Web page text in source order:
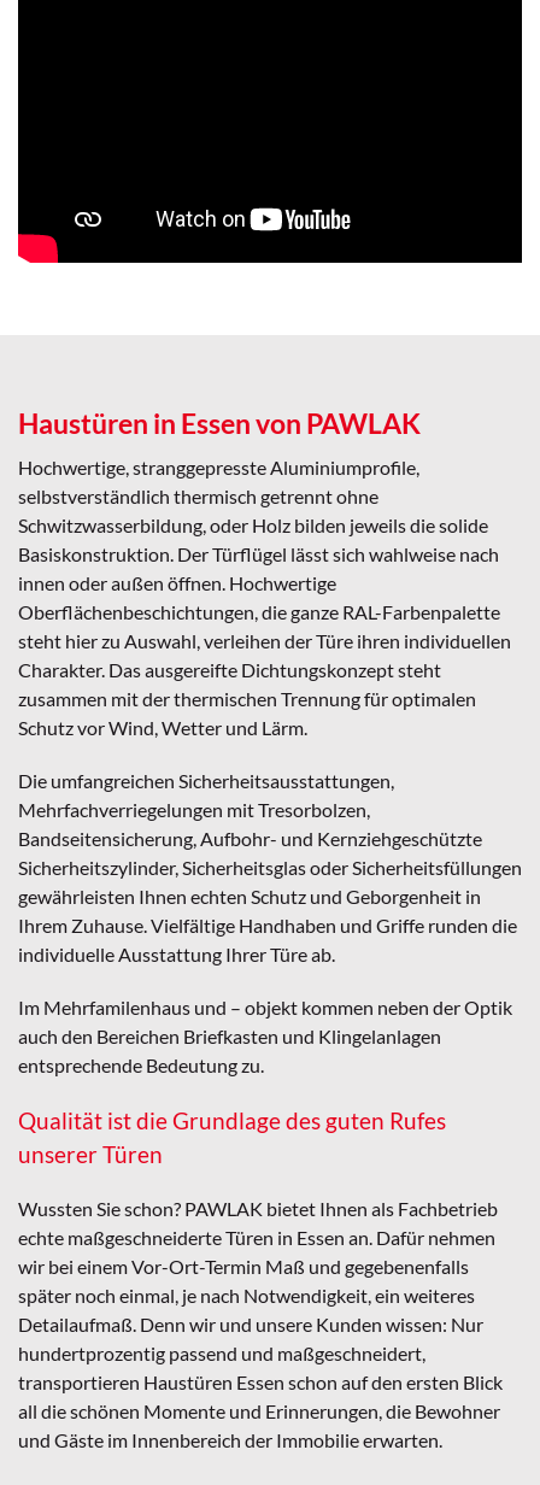
Haustüren in Essen von PAWLAK
Hochwertige, stranggepresste Aluminiumprofile,
selbstverständlich thermisch getrennt ohne
Schwitzwasserbildung, oder Holz bilden jeweils die solide
Basiskonstruktion. Der Türflügel lässt sich wahlweise nach
innen oder außen öffnen. Hochwertige
Oberflächenbeschichtungen, die ganze RAL-Farbenpalette
steht hier zu Auswahl, verleihen der Türe ihren individuellen
Charakter. Das ausgereifte Dichtungskonzept steht
zusammen mit der thermischen Trennung für optimalen
Schutz vor Wind, Wetter und Lärm.
Die umfangreichen Sicherheitsausstattungen,
Mehrfachverriegelungen mit Tresorbolzen,
Bandseitensicherung, Aufbohr- und Kernziehgeschützte
Sicherheitszylinder, Sicherheitsglas oder Sicherheitsfüllungen
gewährleisten Ihnen echten Schutz und Geborgenheit in
Ihrem Zuhause. Vielfältige Handhaben und Griffe runden die
individuelle Ausstattung Ihrer Türe ab.
Im Mehrfamilenhaus und – objekt kommen neben der Optik
auch den Bereichen Briefkasten und Klingelanlagen
entsprechende Bedeutung zu.
Qualität ist die Grundlage des guten Rufes
unserer Türen
Wussten Sie schon? PAWLAK bietet Ihnen als Fachbetrieb
echte maßgeschneiderte Türen in Essen an. Dafür nehmen
wir bei einem Vor-Ort-Termin Maß und gegebenenfalls
später noch einmal, je nach Notwendigkeit, ein weiteres
Detailaufmaß. Denn wir und unsere Kunden wissen: Nur
hundertprozentig passend und maßgeschneidert,
transportieren Haustüren Essen schon auf den ersten Blick
all die schönen Momente und Erinnerungen, die Bewohner
und Gäste im Innenbereich der Immobilie erwarten.